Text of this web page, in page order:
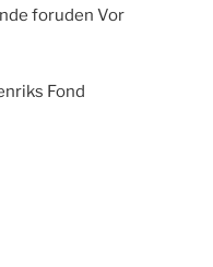
foruden Vor
Fond